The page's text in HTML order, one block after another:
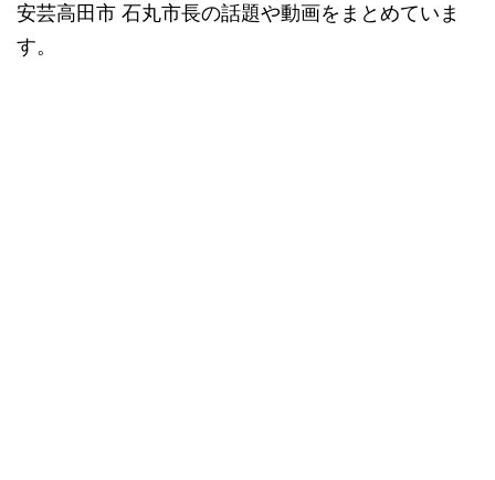
安芸高田市 石丸市長の話題や動画をまとめていま
す。